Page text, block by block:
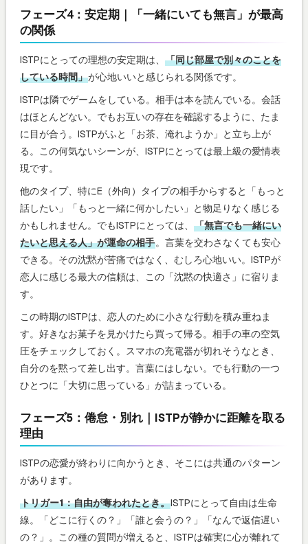
フェーズ4：安定期｜「一緒にいても無言」が最高
の関係
ISTPにとっての理想の安定期は、 「同じ部屋で別々のことを
している時間」が心地いいと感じられる関係です。
ISTPは隣でゲームをしている。相手は本を読んでいる。会話
はほとんどない。でもお互いの存在を確認するように、たま
に目が合う。ISTPがふと「お茶、淹れようか」と立ち上が
る。この何気ないシーンが、ISTPにとっては最上級の愛情表
現です。
他のタイプ、特にE（外向）タイプの相手からすると「もっと
話したい」「もっと一緒に何かしたい」と物足りなく感じる
かもしれません。でもISTPにとっては、 「無言でも一緒にい
たいと思える人」が運命の相手。言葉を交わさなくても安心
できる。その沈黙が苦痛ではなく、むしろ心地いい。ISTPが
恋人に感じる最大の信頼は、この「沈黙の快適さ」に宿りま
す。
この時期のISTPは、恋人のために小さな行動を積み重ねま
す。好きなお菓子を見かけたら買って帰る。相手の車の空気
圧をチェックしておく。スマホの充電器が切れそうなとき、
自分のを黙って差し出す。言葉にはしない。でも行動の一つ
ひとつに「大切に思っている」が詰まっている。
フェーズ5：倦怠・別れ｜ISTPが静かに距離を取る
理由
ISTPの恋愛が終わりに向かうとき、そこには共通のパターン
があります。
トリガー1：自由が奪われたとき。ISTPにとって自由は生命
線。「どこに行くの？」「誰と会うの？」「なんで返信遅い
の？」。この種の質問が増えると、ISTPは確実に心が離れて